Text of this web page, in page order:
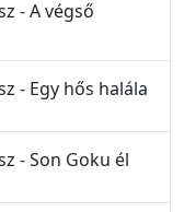
- A végső
- Egy hős halála
- Son Goku él